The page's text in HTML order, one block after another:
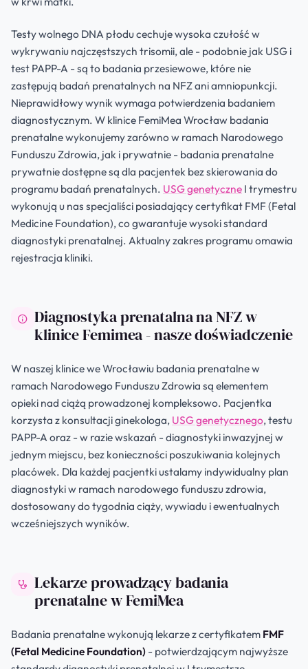
Testy wolnego DNA płodu cechuje wysoka czułość w
wykrywaniu najczęstszych trisomii, ale - podobnie jak USG i
test PAPP-A - są to badania przesiewowe, które nie
zastępują badań prenatalnych na NFZ ani amniopunkcji.
Nieprawidłowy wynik wymaga potwierdzenia badaniem
diagnostycznym. W klinice FemiMea Wrocław badania
prenatalne wykonujemy zarówno w ramach Narodowego
Funduszu Zdrowia, jak i prywatnie - badania prenatalne
prywatnie dostępne są dla pacjentek bez skierowania do
programu badań prenatalnych. USG genetyczne I trymestru
wykonują u nas specjaliści posiadający certyfikat FMF (Fetal
Medicine Foundation), co gwarantuje wysoki standard
diagnostyki prenatalnej. Aktualny zakres programu omawia
rejestracja kliniki.
Diagnostyka prenatalna na NFZ w
klinice Femimea - nasze doświadczenie
W naszej klinice we Wrocławiu badania prenatalne w
ramach Narodowego Funduszu Zdrowia są elementem
opieki nad ciążą prowadzonej kompleksowo. Pacjentka
korzysta z konsultacji ginekologa, USG genetycznego, testu
PAPP-A oraz - w razie wskazań - diagnostyki inwazyjnej w
jednym miejscu, bez konieczności poszukiwania kolejnych
placówek. Dla każdej pacjentki ustalamy indywidualny plan
diagnostyki w ramach narodowego funduszu zdrowia,
dostosowany do tygodnia ciąży, wywiadu i ewentualnych
wcześniejszych wyników.
Lekarze prowadzący badania
prenatalne w FemiMea
Badania prenatalne wykonują lekarze z certyfikatem FMF
(Fetal Medicine Foundation) - potwierdzającym najwyższe